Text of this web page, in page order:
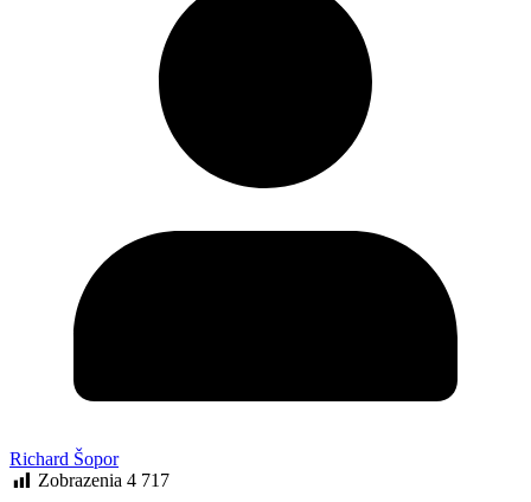
Richard Šopor
Zobrazenia 4 717